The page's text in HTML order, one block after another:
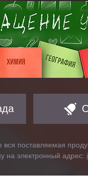
вся поставляемая
на электронный адрес: